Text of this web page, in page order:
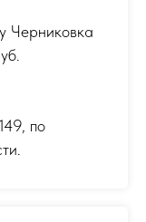
Черниковка
, по